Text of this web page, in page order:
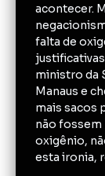
acontecer.
falta de
ministro da
Manaus e
mais sacos
não fossem
oxigênio,
esta ironia,